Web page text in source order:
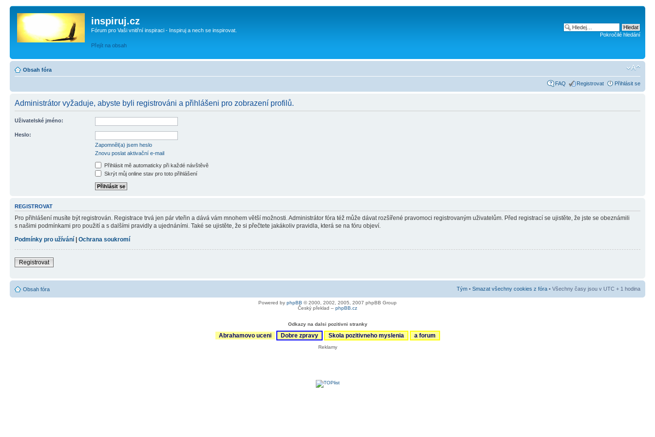
inspiruj.cz
Fórum pro Vaši vnitřní inspiraci - Inspiruj a nech se inspirovat.
Přejít na obsah
Pokročilé hledání
Obsah fóra
FAQ Registrovat Přihlásit se
Administrátor vyžaduje, abyste byli registrováni a přihlášeni pro zobrazení profilů.
Uživatelské jméno:
Heslo:
Zapomněl(a) jsem heslo
Znovu poslat aktivační e-mail
Přihlásit mě automaticky při každé návštěvě
Skrýt můj online stav pro toto přihlášení
REGISTROVAT
Pro přihlášení musíte být registrován. Registrace trvá jen pár vteřin a dává vám mnohem větší možnosti. Administrátor fóra též může dávat rozšířené pravomoci registrovaným uživatelům. Před registrací se ujistěte, že jste se obeznámili
s našimi podmínkami pro použití a s dalšími pravidly a ujednáními. Také se ujistěte, že si přečtete jakákoliv pravidla, která se na fóru objeví.
Podmínky pro užívání | Ochrana soukromí
Registrovat
Obsah fóra Tým • Smazat všechny cookies z fóra • Všechny časy jsou v UTC + 1 hodina
Powered by phpBB © 2000, 2002, 2005, 2007 phpBB Group
Český překlad – phpBB.cz
Odkazy na dalsi pozitivni stranky
Abrahamovo uceni Dobre zpravy Skola pozitivneho myslenia a forum
Reklamy